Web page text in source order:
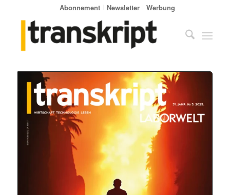
Abonnement Newsletter Werbung